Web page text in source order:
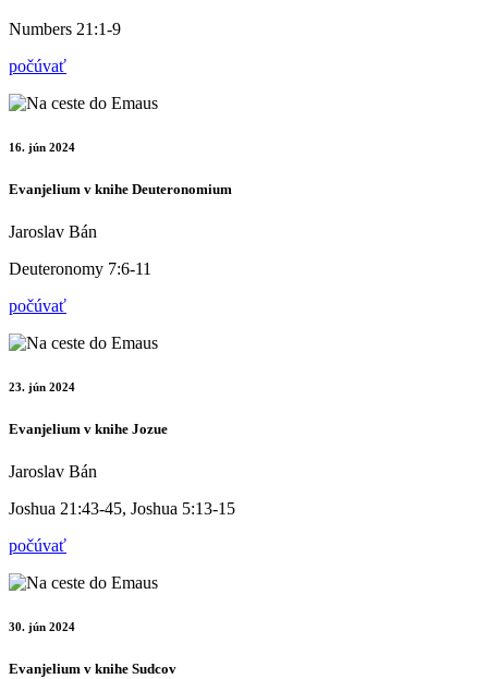
Numbers 21:1-9
počúvať
16. jún 2024
Evanjelium v knihe Deuteronomium
Jaroslav Bán
Deuteronomy 7:6-11
počúvať
23. jún 2024
Evanjelium v knihe Jozue
Jaroslav Bán
Joshua 21:43-45, Joshua 5:13-15
počúvať
30. jún 2024
Evanjelium v knihe Sudcov